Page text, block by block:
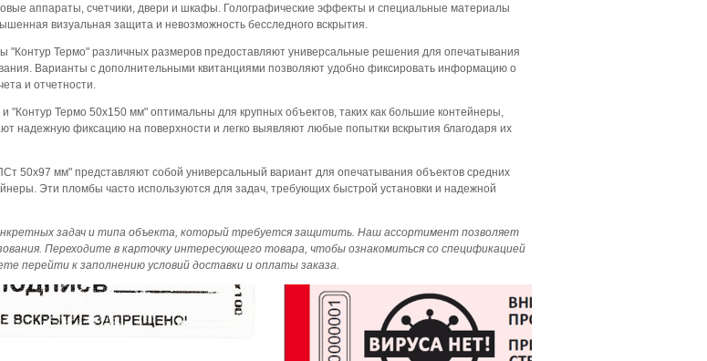
аппараты, счетчики, двери и шкафы. Голографические эффекты и специальные материалы
визуальная защита и невозможность бесследного вскрытия.
"Контур Термо" различных размеров предоставляют универсальные решения для опечатывания
Варианты с дополнительными квитанциями позволяют удобно фиксировать информацию о
и отчетности.
"Контур Термо 50х150 мм" оптимальны для крупных объектов, таких как большие контейнеры,
надежную фиксацию на поверхности и легко выявляют любые попытки вскрытия благодаря их
50х97 мм" представляют собой универсальный вариант для опечатывания объектов средних
Эти пломбы часто используются для задач, требующих быстрой установки и надежной
задач и типа объекта, который требуется защитить. Наш ассортимент позволяет
Переходите в карточку интересующего товара, чтобы ознакомиться со спецификацией
перейти к заполнению условий доставки и оплаты заказа.